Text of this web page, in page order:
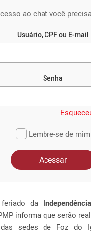
ao chat você
Usuário, CPF ou E-mail
Senha
Lembre-se de mim
Acessar
da
informa que serão
das sedes de Foz do